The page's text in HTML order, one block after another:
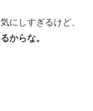
にしすぎるけど、
からな。